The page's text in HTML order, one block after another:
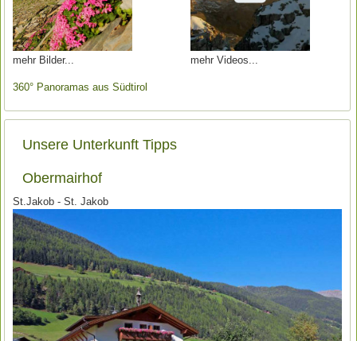
mehr Bilder mehr Videos
360° Panoramas aus Südtirol
Unsere Unterkunft Tipps
Obermairhof
St.Jakob - St. Jakob